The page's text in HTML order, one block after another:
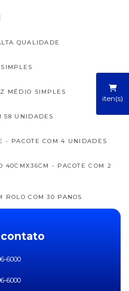
iten(s)
QUALIDADE
MÉDIO SIMPLES
58 UNIDADES
- PACOTE COM 4 UNIDADES
40CMX36CM - PACOTE COM 2
ROLO COM 30 PANOS
COM 600 FOLHAS
6000
6000